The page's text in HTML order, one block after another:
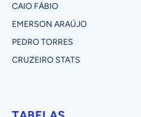
CAIO FÁBIO
EMERSON ARAÚJO
PEDRO TORRES
CRUZEIRO STATS